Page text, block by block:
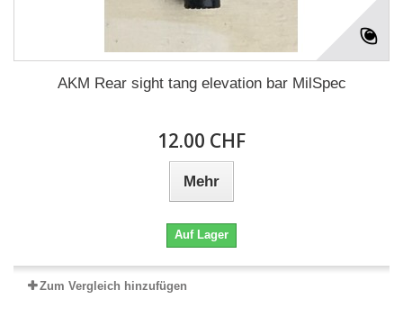
AKM Rear sight tang elevation bar MilSpec
12.00 CHF
Mehr
Auf Lager
Zum Vergleich hinzufügen